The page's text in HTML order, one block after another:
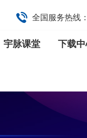
全国服务热线：
宇脉课堂 下载